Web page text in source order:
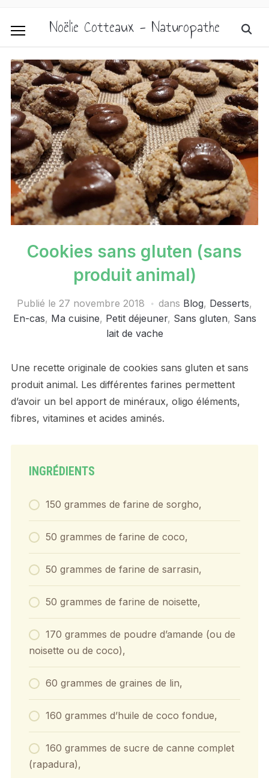
Noëlie Cotteaux - Naturopathe
Cookies sans gluten (sans
produit animal)
Publié le 27 novembre 2018 dans Blog, Desserts,
En-cas, Ma cuisine, Petit déjeuner, Sans gluten, Sans
lait de vache
Une recette originale de cookies sans gluten et sans
produit animal. Les différentes farines permettent
d’avoir un bel apport de minéraux, oligo éléments,
fibres, vitamines et acides aminés.
INGRÉDIENTS
150 grammes de farine de sorgho,
50 grammes de farine de coco,
50 grammes de farine de sarrasin,
50 grammes de farine de noisette,
170 grammes de poudre d’amande (ou de
noisette ou de coco),
60 grammes de graines de lin,
160 grammes d’huile de coco fondue,
160 grammes de sucre de canne complet
(rapadura),